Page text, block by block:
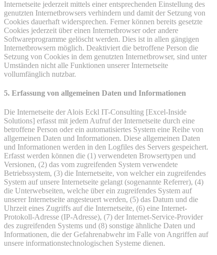
Internetseite jederzeit mittels einer entsprechenden Einstellung des
genutzten Internetbrowsers verhindern und damit der Setzung von
Cookies dauerhaft widersprechen. Ferner können bereits gesetzte
Cookies jederzeit über einen Internetbrowser oder andere
Softwareprogramme gelöscht werden. Dies ist in allen gängigen
Internetbrowsern möglich. Deaktiviert die betroffene Person die
Setzung von Cookies in dem genutzten Internetbrowser, sind unter
Umständen nicht alle Funktionen unserer Internetseite
vollumfänglich nutzbar.
5. Erfassung von allgemeinen Daten und Informationen
Die Internetseite der Alois Eckl IT-Consulting [Excel-Inside
Solutions] erfasst mit jedem Aufruf der Internetseite durch eine
betroffene Person oder ein automatisiertes System eine Reihe von
allgemeinen Daten und Informationen. Diese allgemeinen Daten
und Informationen werden in den Logfiles des Servers gespeichert.
Erfasst werden können die (1) verwendeten Browsertypen und
Versionen, (2) das vom zugreifenden System verwendete
Betriebssystem, (3) die Internetseite, von welcher ein zugreifendes
System auf unsere Internetseite gelangt (sogenannte Referrer), (4)
die Unterwebseiten, welche über ein zugreifendes System auf
unserer Internetseite angesteuert werden, (5) das Datum und die
Uhrzeit eines Zugriffs auf die Internetseite, (6) eine Internet-
Protokoll-Adresse (IP-Adresse), (7) der Internet-Service-Provider
des zugreifenden Systems und (8) sonstige ähnliche Daten und
Informationen, die der Gefahrenabwehr im Falle von Angriffen auf
unsere informationstechnologischen Systeme dienen.